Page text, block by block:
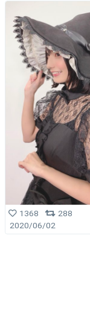
1368
288
2020/06/02